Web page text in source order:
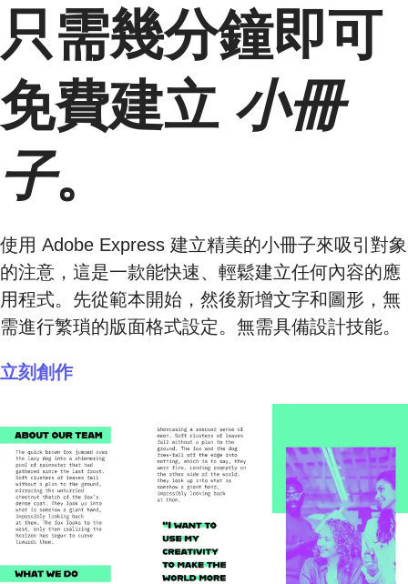
只需幾分鐘即可
免費建立 小冊
子。
使用 Adobe Express 建立精美的小冊子來吸引對象
的注意，這是一款能快速、輕鬆建立任何內容的應
用程式。先從範本開始，然後新增文字和圖形，無
需進行繁瑣的版面格式設定。無需具備設計技能。
立刻創作